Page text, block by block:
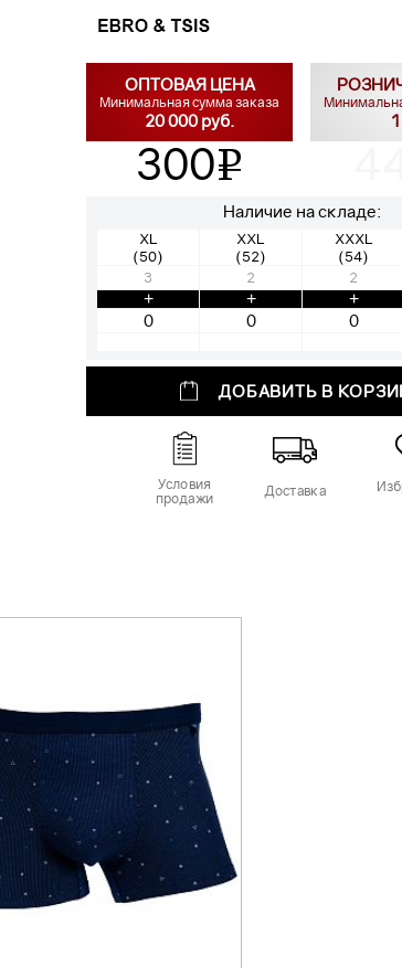
ОПТОВАЯ ЦЕНА
Минимальная сумма заказа
20 000 руб.
300v
Наличие на складе:
XL
(50)
XXL
(52)
XXXL
(54)
3
+
2
+
2
+
ДОБАВИТЬ В
Условия
продажи
Доставка